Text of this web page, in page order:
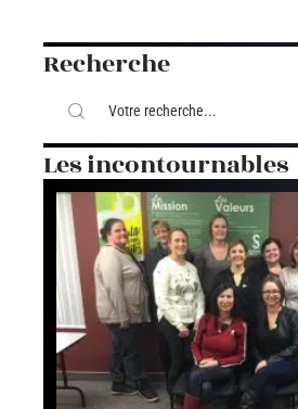
Recherche
Les incontournables